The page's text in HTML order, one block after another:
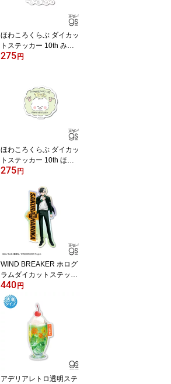
ほわころくらぶ ダイカッ
トステッカー 10th みん
なでわいわい 10周年 記
グッズ HWC015
275円
ほわころくらぶ ダイカッ
トステッカー 10th ほわ
ころちゃん 10周年 記念
キャラクター gs 公式グ
ッズ HWC016
275円
WIND BREAKER ホログ
ラムダイカットステッカ
ー 桜遥 人気 SNS 漫画 ア
ニメ バトル ウィンブレ
スマホ ヤンキー キャラ
クター gs 公式グッズ W
440円
アデリアレトロ透明ステ